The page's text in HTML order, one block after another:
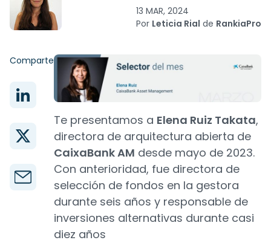
13 MAR, 2024
Por Leticia Rial de RankiaPro
Comparte
Te presentamos a Elena Ruiz Takata,
directora de arquitectura abierta de
CaixaBank AM desde mayo de 2023.
Con anterioridad, fue directora de
selección de fondos en la gestora
durante seis años y responsable de
inversiones alternativas durante casi
diez años